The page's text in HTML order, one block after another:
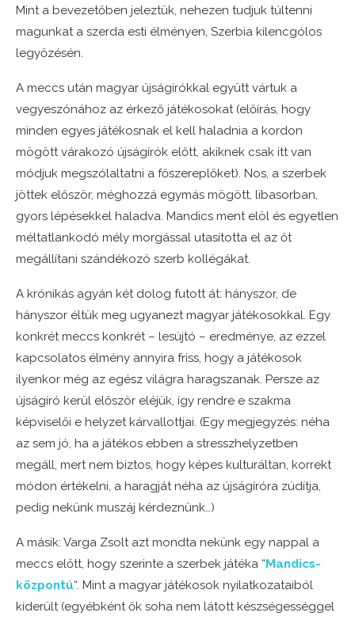
Mint a bevezetőben jeleztük, nehezen tudjuk túltenni
magunkat a szerda esti élményen, Szerbia kilencgólos
legyőzésén.
A meccs után magyar újságírókkal együtt vártuk a
vegyeszónához az érkező játékosokat (előírás, hogy
minden egyes játékosnak el kell haladnia a kordon
mögött várakozó újságírók előtt, akiknek csak itt van
módjuk megszólaltatni a főszereplőket). Nos, a szerbek
jöttek először, méghozzá egymás mögött, libasorban,
gyors lépésekkel haladva. Mandics ment elöl és egyetlen
méltatlankodó mély morgással utasította el az őt
megállítani szándékozó szerb kollégákat.
A krónikás agyán két dolog futott át: hányszor, de
hányszor éltük meg ugyanezt magyar játékosokkal. Egy
konkrét meccs konkrét – lesújtó – eredménye, az ezzel
kapcsolatos élmény annyira friss, hogy a játékosok
ilyenkor még az egész világra haragszanak. Persze az
újságíró kerül először eléjük, így rendre e szakma
képviselői e helyzet kárvallottjai. (Egy megjegyzés: néha
az sem jó, ha a játékos ebben a stresszhelyzetben
megáll, mert nem biztos, hogy képes kulturáltan, korrekt
módon értékelni, a haragját néha az újságíróra zúdítja,
pedig nekünk muszáj kérdeznünk…)
A másik: Varga Zsolt azt mondta nekünk egy nappal a
meccs előtt, hogy szerinte a szerbek játéka “Mandics-
központú“. Mint a magyar játékosok nyilatkozataiból
kiderült (egyébként ők soha nem látott készségességgel